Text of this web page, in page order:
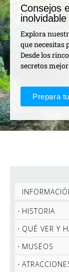
Consejos
inolvidable
Explora
que necesitas
Desde los
secretos
Prepara
HISTORIA
QUÉ VER Y
MUSEOS